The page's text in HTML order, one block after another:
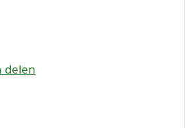
delen